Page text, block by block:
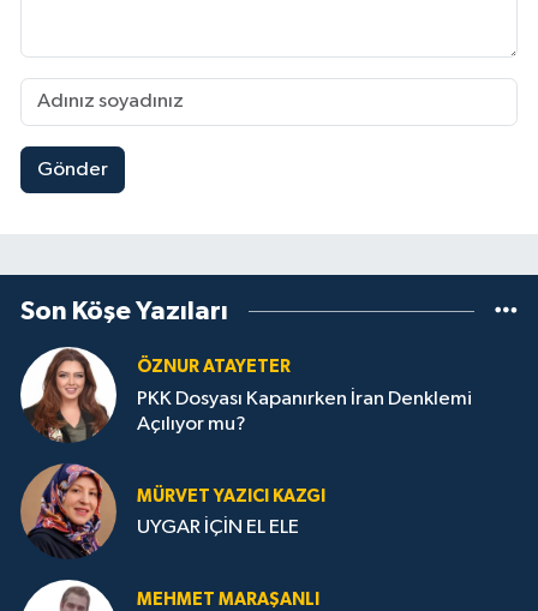
Gönder
Son Köşe Yazıları
ÖZNUR ATAYETER
PKK Dosyası Kapanırken İran Denklemi
Açılıyor mu?
MÜRVET YAZICI KAZGI
UYGAR İÇİN EL ELE
MEHMET MARAŞANLI